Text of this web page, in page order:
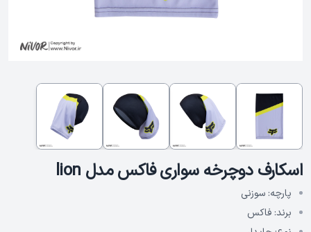
اسکارف دوچرخه‌ سواری فاکس مدل lion
پارچه: سوزنی
برند: فاکس